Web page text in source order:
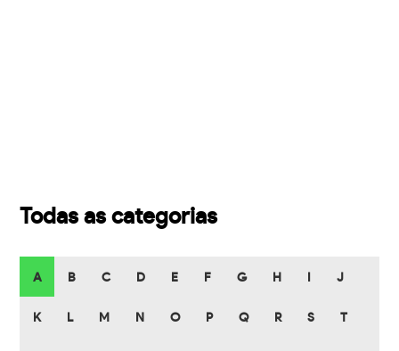
Todas as categorias
A B C D E F G H J
K L M N O P Q R S T